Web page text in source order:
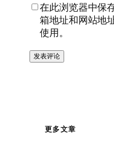
在此浏览器中保
箱地址和网站地
使用。
更多文章